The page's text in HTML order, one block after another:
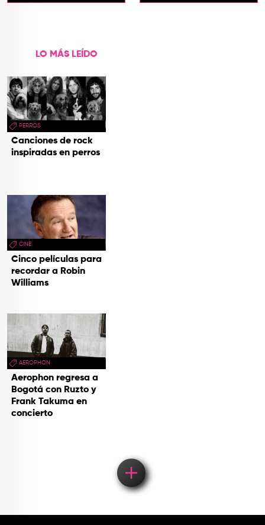
LO MÁS LEÍDO
PERROS
Canciones de rock
inspiradas en perros
CINE
Cinco películas para
recordar a Robin
Williams
AEROPHON
Aerophon regresa a
Bogotá con Ruzto y
Frank Takuma en
concierto